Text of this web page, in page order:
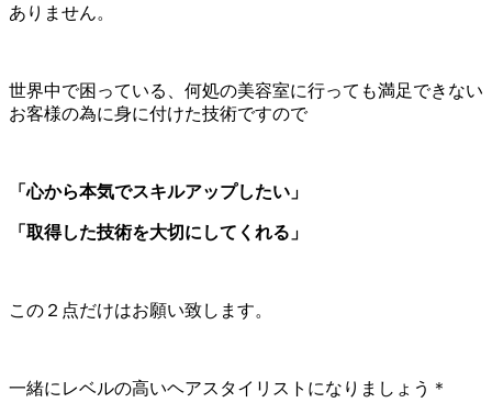
ありません。
世界中で困っている、何処の美容室に行っても満足できない
お客様の為に身に付けた技術ですので
「心から本気でスキルアップしたい」
「取得した技術を大切にしてくれる」
この２点だけはお願い致します。
一緒にレベルの高いヘアスタイリストになりましょう＊